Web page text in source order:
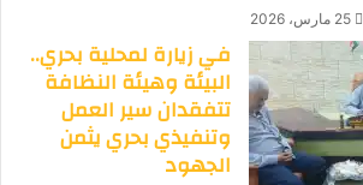
25 مارس، 2026
في زيارة لمحلية بحري..
البيئة وهيئة النظافة
تتفقدان سير العمل
وتنفيذي بحري يثمن
الجهود